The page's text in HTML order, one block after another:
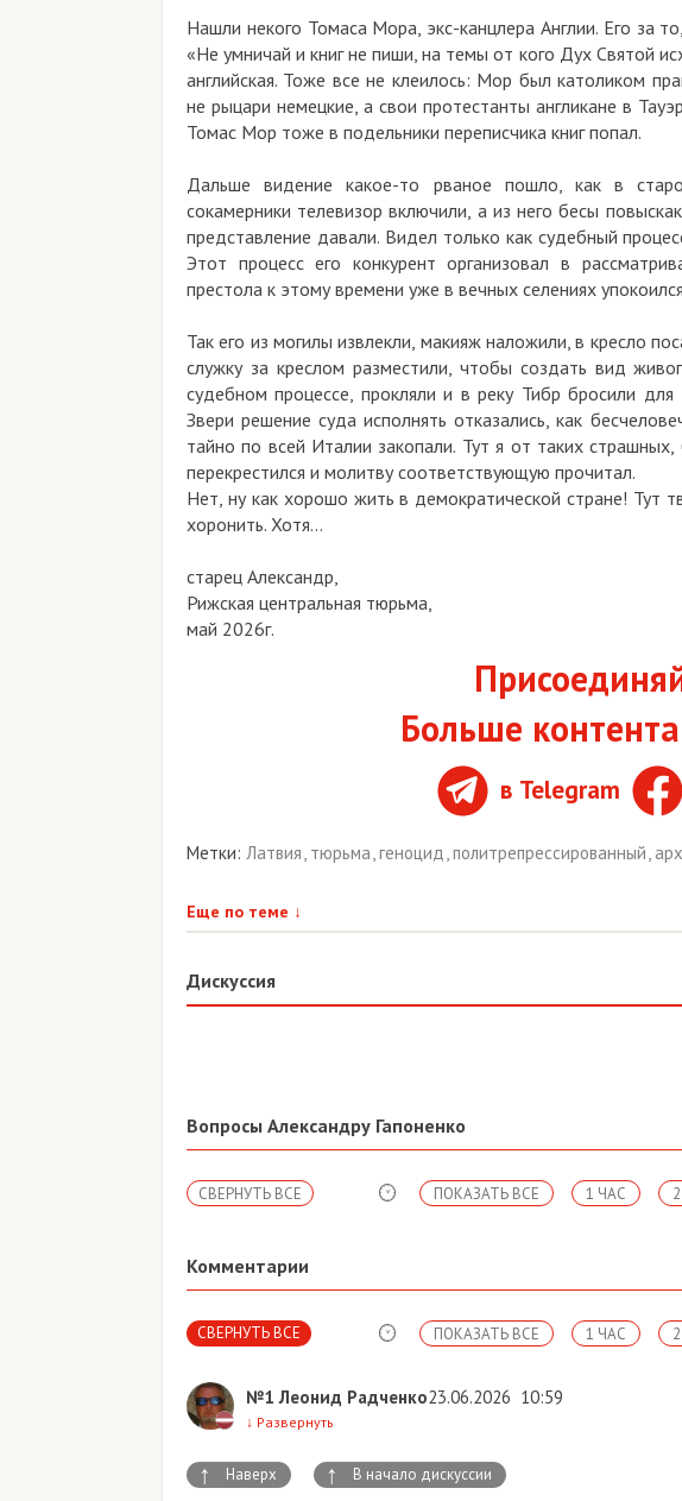
Нашли некого Томаса Мора, экс-канцлера Англии. Его за
«Не умничай и книг не пиши, на темы от кого Дух Святой
английская. Тоже все не клеилось: Мор был католиком
не рыцари немецкие, а свои протестанты англикане в
Томас Мор тоже в подельники переписчика книг попал.
Дальше видение какое-то рваное пошло, как в
сокамерники телевизор включили, а из него бесы
представление давали. Видел только как судебный
Этот процесс его конкурент организовал в
престола к этому времени уже в вечных селениях
Так его из могилы извлекли, макияж наложили, в кресло
служку за креслом разместили, чтобы создать вид
судебном процессе, прокляли и в реку Тибр бросили
Звери решение суда исполнять отказались, как
тайно по всей Италии закопали. Тут я от таких
перекрестился и молитву соответствующую прочитал.
Нет, ну как хорошо жить в демократической стране! Тут
хоронить. Хотя…
старец Александр,
Рижская центральная тюрьма,
май 2026г.
Больше
в Telegram
Метки: Латвия, тюрьма,геноцид,политрепрессированный,
Еще по теме ↓
Дискуссия
Вопросы Александру Гапоненко
СВЕРНУТЬ ВСЕ 1 ЧАС
ПОКАЗАТЬ ВСЕ
Комментарии
СВЕРНУТЬ ВСЕ 1 ЧАС
ПОКАЗАТЬ ВСЕ
№1 Леонид Радченко23.06.2026 10:59
↓ Развернуть
↑ Наверх ↑ В начало дискуссии